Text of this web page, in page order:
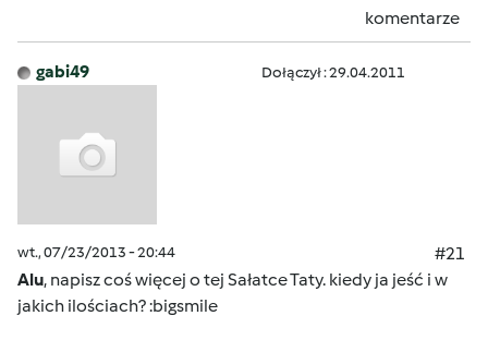
komentarze
gabi49 Dołączył : 29.04.2011
wt., 07/23/2013 - 20:44
#21
Alu, napisz coś więcej o tej Sałatce Taty. kiedy ja jeść i w
jakich ilościach? :bigsmile